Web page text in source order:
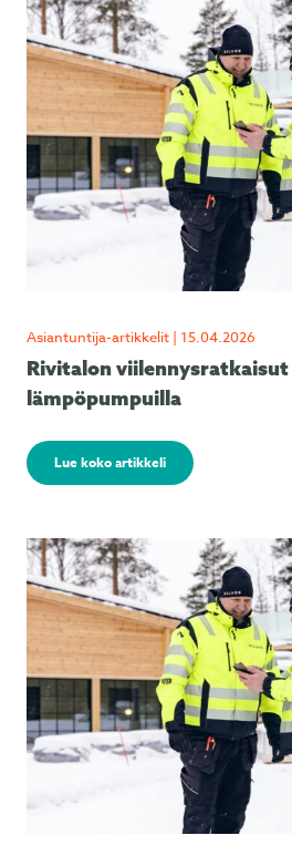
Asiantuntija-artikkelit | 15.04.2026
Rivitalon
lämpöpumpuilla
Lue koko artikkeli